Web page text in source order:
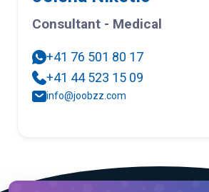
Consultant - Medical
+41 76 501 80 17
+41 44 523 15 09
info@joobzz.com